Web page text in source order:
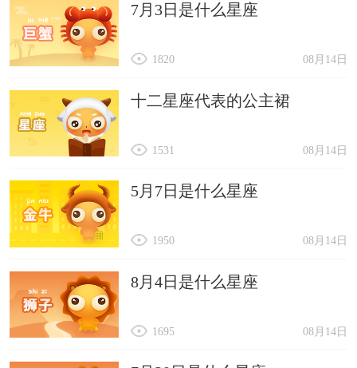
7月3日是什么星座
08月14日
1820
十二星座代表的公主裙
08月14日
1531
5月7日是什么星座
08月14日
1950
8月4日是什么星座
08月14日
1695